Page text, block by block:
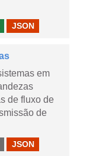
JSON
em
de fluxo de
de
JSON